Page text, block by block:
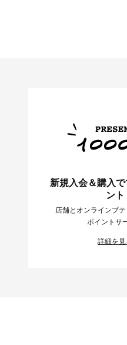
新規入会＆購入
ント
店舗とオンラインブ
ポイントサ
詳細を見